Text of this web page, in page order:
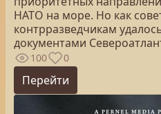
НАТО на море. Но как
контрразведчикам
документами
100 0
Перейти